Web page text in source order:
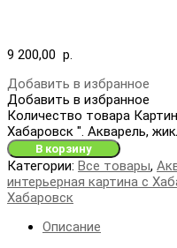
9 200,00 р.
Добавить в избранное
Добавить в избранное
Количество товара
Хабаровск ". Акварель,
В корзину
Категории: Все товары,
интерьерная картина с
Хабаровск
Описание